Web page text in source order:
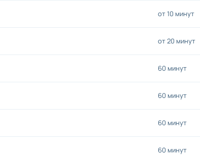
от 10 минут
от 20 минут
60 минут
60 минут
60 минут
60 минут